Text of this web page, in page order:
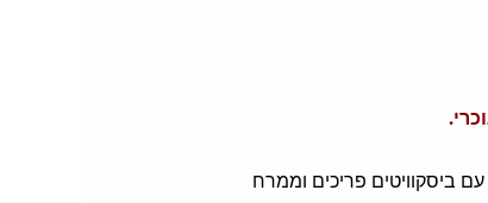
ביסקוויטים פריכים וממרח